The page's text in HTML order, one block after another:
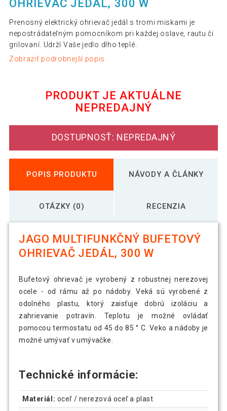
OHRIEVAČ JEDÁL, 300 W
Prenosný elektrický ohrievač jedál s tromi miskami je
nepostrádateľným pomocníkom pri každej oslave, rautu či
grilovaní. Udrží Vaše jedlo dlho teplé.
Zobraziť podrobnejší popis
PRODUKT JE AKTUÁLNE
NEPREDAJNÝ
DOSTUPNOSŤ: NEPREDAJNÝ
POPIS PRODUKTU NÁVODY A ČLÁNKY
OTÁZKY (0) RECENZIA
JAGO MULTIFUNKČNÝ BUFETOVÝ
OHRIEVAČ JEDÁL, 300 W
Bufetový ohrievač je vyrobený z robustnej nerezovej
ocele - od rámu až po nádoby. Veká sú vyrobené z
odolného plastu, ktorý zaisťuje dobrú izoláciu a
zahrievanie potravín. Teplotu je možné ovládať
pomocou termostatu od 45 do 85 ° C. Veko a nádoby je
možné umývať v umývačke.
Technické informácie:
Materiál: oceľ / nerezová oceľ a plast